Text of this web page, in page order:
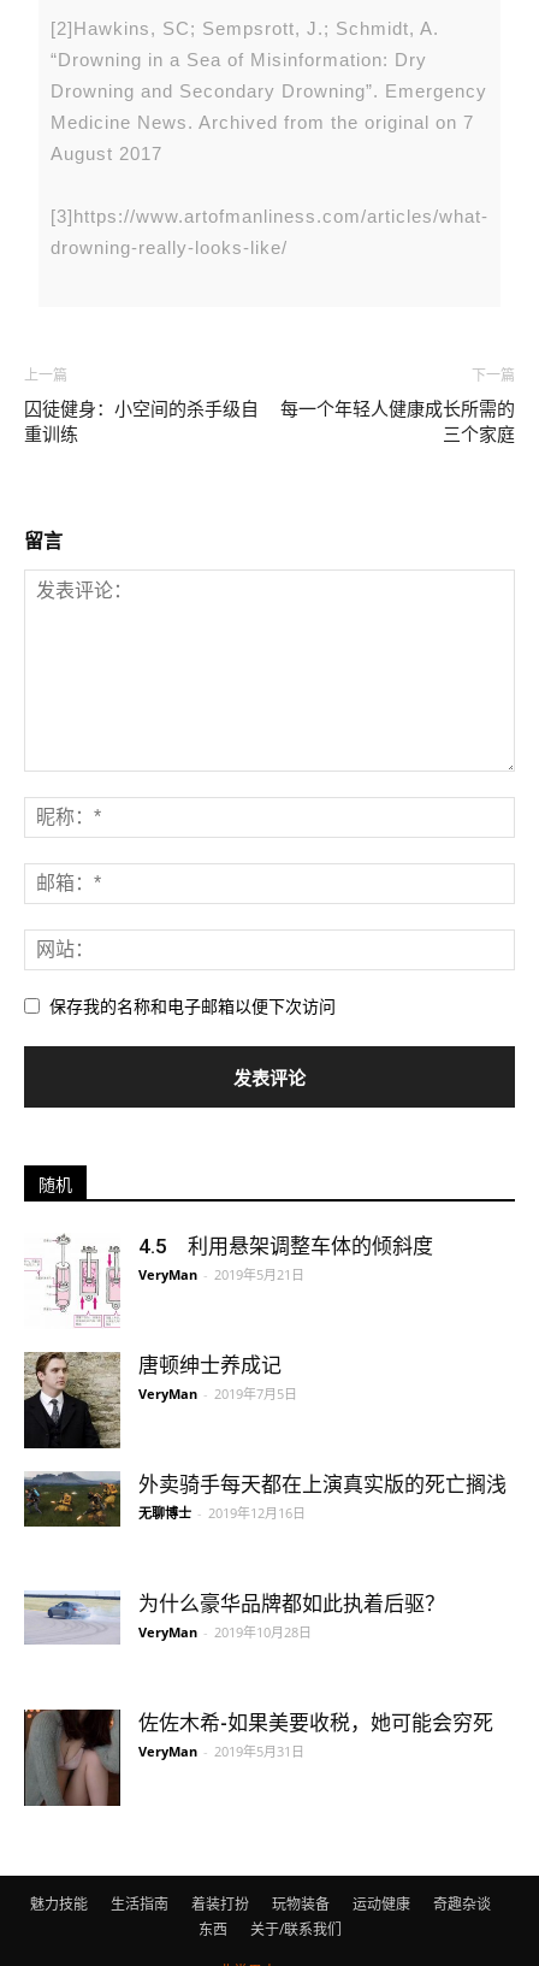
[2]Hawkins, SC; Sempsrott, J.; Schmidt, A.
“Drowning in a Sea of Misinformation: Dry
Drowning and Secondary Drowning”. Emergency
Medicine News. Archived from the original on 7
August 2017
[3]https://www.artofmanliness.com/articles/what-
drowning-really-looks-like/
上一篇
囚徒健身：小空间的杀手级自
重训练
下一篇
每一个年轻人健康成长所需的
三个家庭
留言
保存我的名称和电子邮箱以便下次访问
随机
4.5 利用悬架调整车体的倾斜度
VeryMan - 2019年5月21日
唐顿绅士养成记
VeryMan - 2019年7月5日
外卖骑手每天都在上演真实版的死亡搁浅
无聊博士 - 2019年12月16日
为什么豪华品牌都如此执着后驱？
VeryMan - 2019年10月28日
佐佐木希-如果美要收税，她可能会穷死
VeryMan - 2019年5月31日
魅力技能 生活指南 着装打扮 玩物装备 运动健康
奇趣杂谈
东西
关于/联系我们